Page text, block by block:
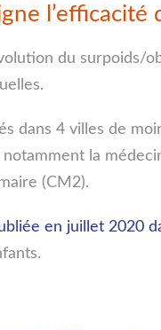
l’efficacité
du surpoids/
dans 4 villes de
la
(CM2).
en juillet 2020